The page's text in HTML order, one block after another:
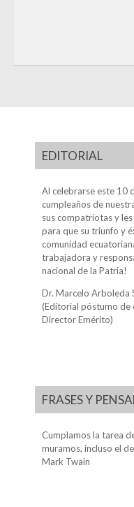
EDITORIAL
Al celebrarse este 10
cumpleaños de
sus compatriotas y
para que su triunfo y
comunidad
trabajadora y
nacional de la Patria!
Dr. Marcelo Arboleda
(Editorial póstumo de
Director Emérito)
FRASES Y
Cumplamos la tarea
muramos, incluso el
Mark Twain